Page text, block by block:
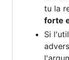
tu la
forte
Si